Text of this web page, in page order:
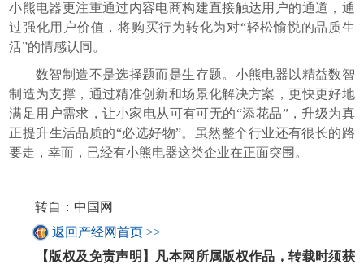
小熊电器更注重通过内容电商构建直接触达用户的通道，通
过强化用户价值，将购买行为转化为对“轻松愉悦的品质生
活”的情感认同。
数智制造不是选择题而是生存题。小熊电器以精益数智
制造为支撑，通过精准创新和场景化解决方案，更快更好地
满足用户需求，让小家电从可有可无的“添花品”，升级为真
正提升生活品质的“必选好物”。虽然整个行业还有很长的路
要走，幸而，已经有小熊电器这类企业在正面突围。
转自：中国网
返回产经网首页 >>
【版权及免责声明】凡本网所属版权作品，转载时须获